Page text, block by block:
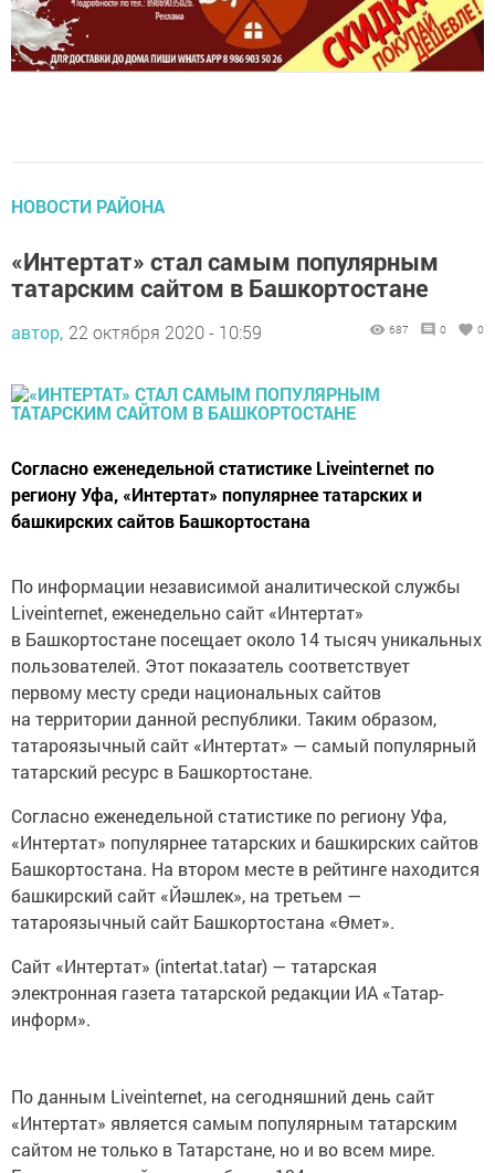
НОВОСТИ РАЙОНА
«Интертат» стал самым популярным
татарским сайтом в Башкортостане
региону Уфа, «Интертат» популярнее татарских и
башкирских сайтов Башкортостана
Liveinternet, еженедельно сайт «Интертат»
в Башкортостане посещает около 14 тысяч уникальных
пользователей. Этот показатель соответствует
первому месту среди национальных сайтов
на территории данной республики. Таким образом,
татароязычный сайт «Интертат» — самый популярный
татарский ресурс в Башкортостане.
«Интертат» популярнее татарских и башкирских сайтов
Башкортостана. На втором месте в рейтинге находится
башкирский сайт «Йәшлек», на третьем —
татароязычный сайт Башкортостана «Өмет».
электронная газета татарской редакции ИА «Татар-
информ».
«Интертат» является самым популярным татарским
сайтом не только в Татарстане, но и во всем мире.
Ежемесячно сайт читает более 134 тысяч уникальных